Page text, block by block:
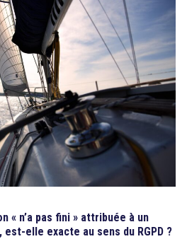
« n’a pas fini » attribuée à un
elle exacte au sens du RGPD ?